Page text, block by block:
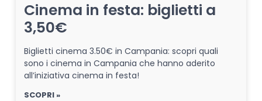
Cinema in festa: biglietti a
3,50€
Biglietti cinema 3.50€ in Campania: scopri quali
sono i cinema in Campania che hanno aderito
all’iniziativa cinema in festa!
SCOPRI »